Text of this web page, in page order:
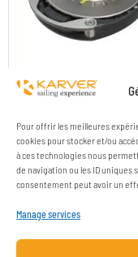
Pour offrir les meilleures
cookies pour stocker et/ou
à ces technologies nous
de navigation ou les ID uniques
consentement peut avoir un
Manage services
KF V2 FURLER SPARE